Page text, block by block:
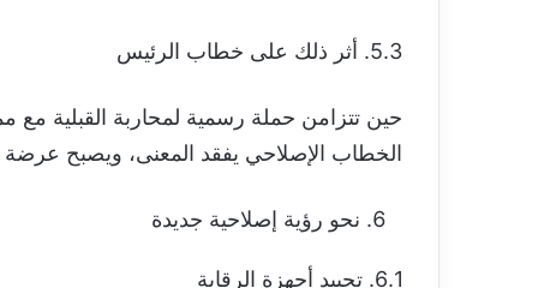
5.3. أثر ذلك على خطاب الرئيس
حين تتزامن حملة رسمية لمحاربة القبلية مع
الخطاب الإصلاحي يفقد المعنى، ويصبح
نحو رؤية إصلاحية جديدة
6.1. تحييد أجهزة الرقابة